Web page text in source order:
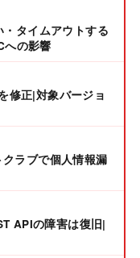
・タイムアウトする
の影響
修正|対象バージョ
ラブで個人情報漏
APIの障害は復旧|